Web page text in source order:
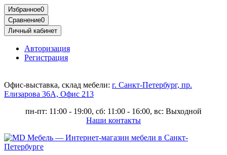
Избранное0
Сравнение0
Личный кабинет
Авторизация
Регистрация
Офис-выставка, склад мебели: г. Санкт-Петербург, пр.
Елизарова 36А, Офис 213
пн-пт: 11:00 - 19:00, сб: 11:00 - 16:00, вс: Выходной
Наши контакты